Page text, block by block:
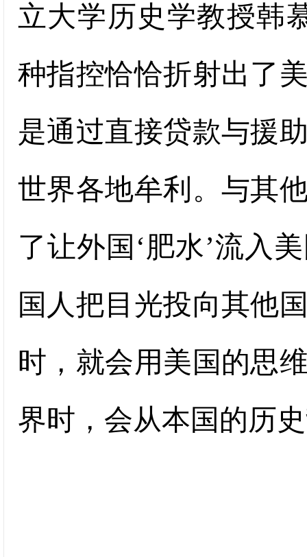
立大学历史学教授韩
种指控恰恰折射出了
是通过直接贷款与援
世界各地牟利。与其
了让外国‘肥水’流入
国人把目光投向其他
时，就会用美国的思
界时，会从本国的历